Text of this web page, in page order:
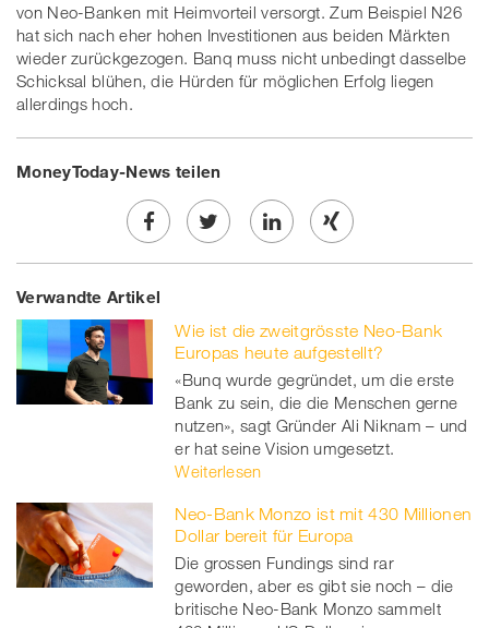
von Neo-Banken mit Heimvorteil versorgt. Zum Beispiel N26
hat sich nach eher hohen Investitionen aus beiden Märkten
wieder zurückgezogen. Banq muss nicht unbedingt dasselbe
Schicksal blühen, die Hürden für möglichen Erfolg liegen
allerdings hoch.
MoneyToday-News teilen
Share
on
Facebook
Twe
on
twitt
er
Share
linkedin
Share
Xing
Verwandte Artikel
Wie ist die zweitgrösste Neo-Bank
Europas heute aufgestellt?
«Bunq wurde gegründet, um die erste
Bank zu sein, die die Menschen gerne
nutzen», sagt Gründer Ali Niknam – und
er hat seine Vision umgesetzt.
Weiterlesen
Neo-Bank Monzo ist mit 430 Millionen
Dollar bereit für Europa
Die grossen Fundings sind rar
geworden, aber es gibt sie noch – die
britische Neo-Bank Monzo sammelt